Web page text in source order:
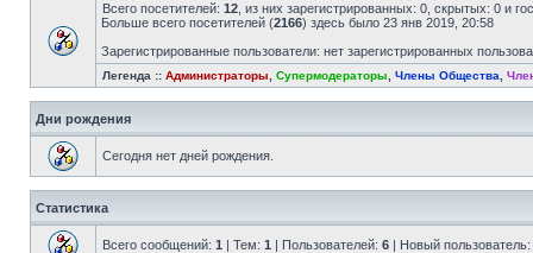
Всего посетителей: 12 , из них зарегистрированных: 0, скрытых: 0 и
Больше всего посетителей (2166) здесь было 23 янв 2019, 20:58
Зарегистрированные пользователи: нет зарегистрированных
Легенда :: Администраторы Супермодераторы Члены Общества
Дни рождения
Сегодня нет дней рождения.
Статистика
Всего сообщений: 1 | Тем: 1 | Пользователей: 6 | Новый пользователь: